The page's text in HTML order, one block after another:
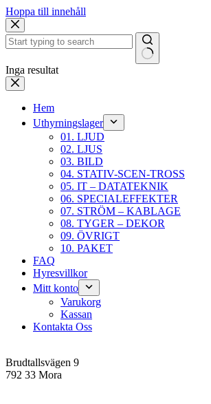
Hoppa till innehåll
Inga resultat
Hem
Uthyrningslager
01. LJUD
02. LJUS
03. BILD
04. STATIV-SCEN-TROSS
05. IT – DATATEKNIK
06. SPECIALEFFEKTER
07. STRÖM – KABLAGE
08. TYGER – DEKOR
09. ÖVRIGT
10. PAKET
FAQ
Hyresvillkor
Mitt konto
Varukorg
Kassan
Kontakta Oss
Brudtallsvägen 9
792 33 Mora